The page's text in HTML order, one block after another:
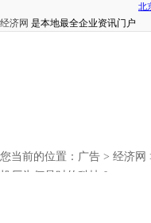
经济网 是本地最全企业资讯门户
您当前的位置： 广告 > 经济网
机厂为何是时的科技？